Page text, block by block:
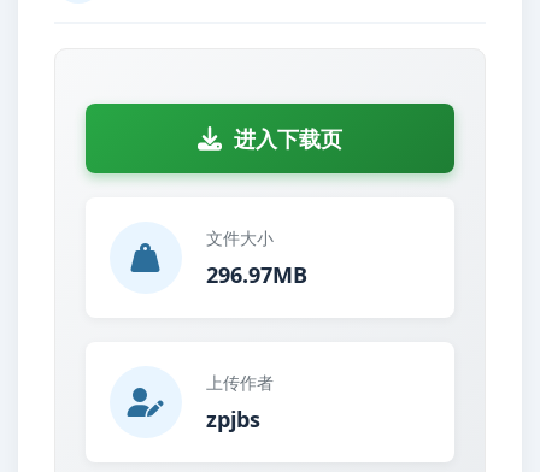
进入下载页
文件大小
296.97MB
上传作者
zpjbs